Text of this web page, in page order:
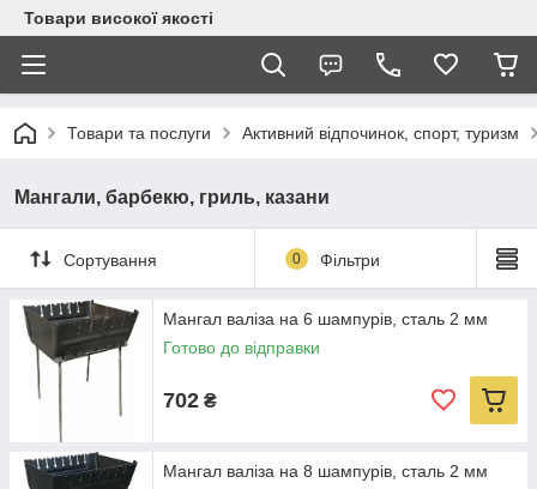
Товари високої якості
Товари та послуги Активний відпочинок, спорт, туризм
Мангали, барбекю, гриль, казани
Сортування 0 Фільтри
Мангал валіза на 6 шампурів, сталь 2 мм
Готово до відправки
702 ₴
Мангал валіза на 8 шампурів, сталь 2 мм